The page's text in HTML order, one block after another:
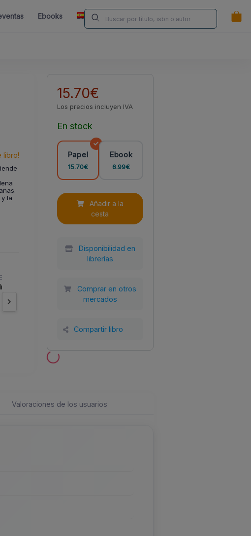
Ebooks Librerías Contacta ¿Eres Autor/a?
ES
libro!
la
Editorial
Momo 2022 210x210
15.70€
Los precios incluyen IVA
En stock
Papel
15.70€
Ebook
6.99€
cesta
librerías
mercados
Compartir libro
Valoraciones de los usuarios